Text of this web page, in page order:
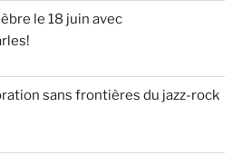
le 18 juin avec
sans frontières du jazz-rock